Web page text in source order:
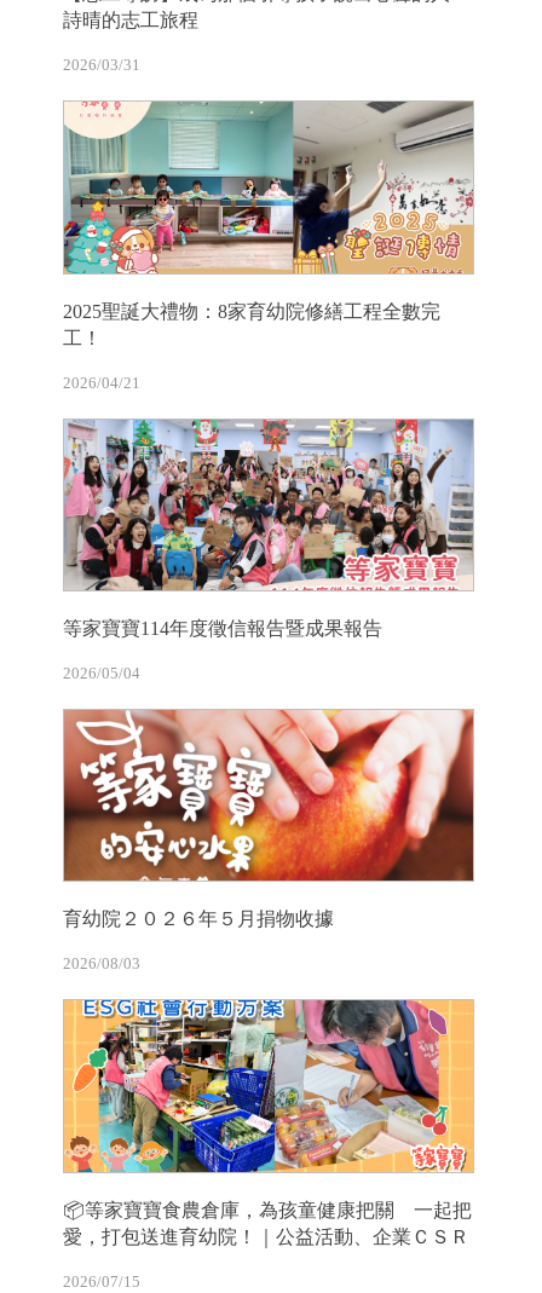
詩晴的志工旅程
2026/03/31
2025聖誕大禮物：8家育幼院修繕工程全數完
工！
2026/04/21
等家寶寶114年度徵信報告暨成果報告
2026/05/04
育幼院２０２６年５月捐物收據
2026/08/03
📦等家寶寶食農倉庫，為孩童健康把關 一起把
愛，打包送進育幼院！｜公益活動、企業ＣＳＲ
2026/07/15